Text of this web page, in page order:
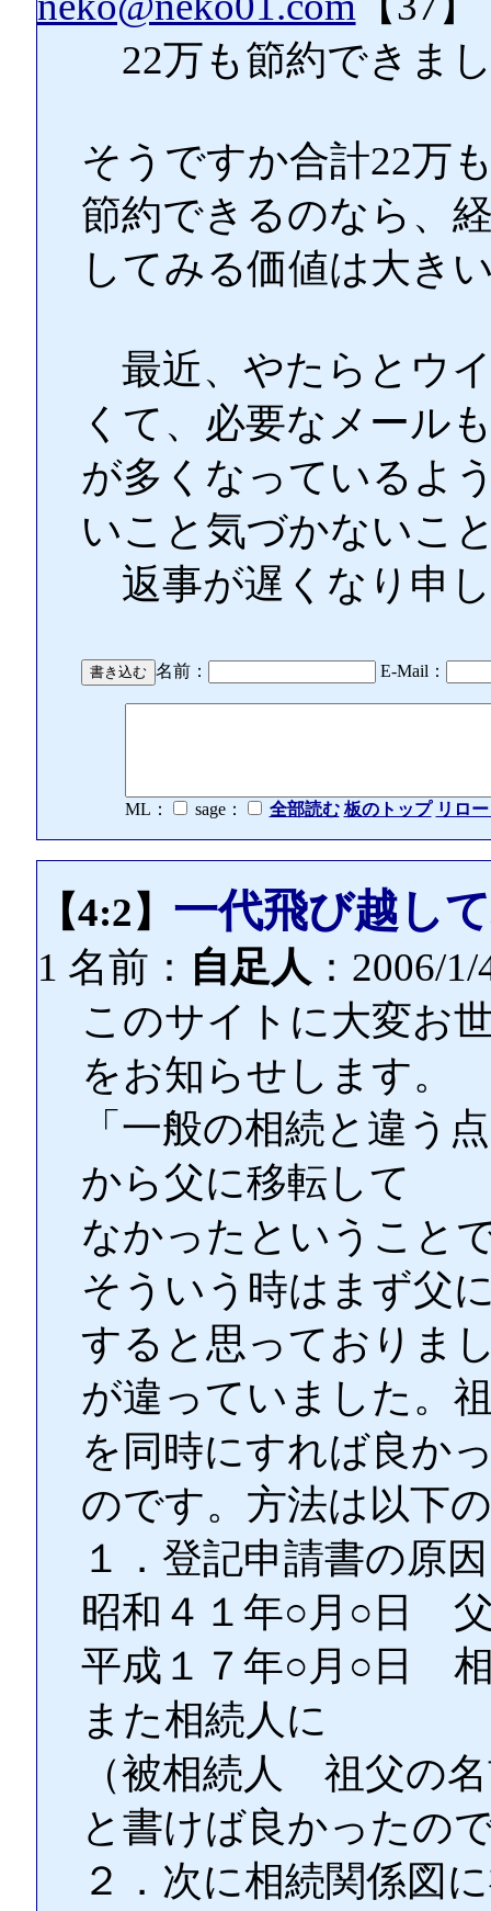
22万も節約できま
そうですか合計22万
節約できるのなら、
してみる価値は大き
最近、やたらとウ
くて、必要なメール
が多くなっているよ
いこと気づかないこ
返事が遅くなり申
名前： E-Mail：
ML： sage： 全部読む 板のトップ リロ
【4:2】 一代飛び越し
1 名前： 自足人 ：2006/
このサイトに大変お
をお知らせします。
「一般の相続と違う
から父に移転して
なかったということ
そういう時はまず父
すると思っておりま
が違っていました。
を同時にすれば良か
のです。方法は以下
１．登記申請書の原
昭和４１年○月○日
平成１７年○月○日
また相続人に
（被相続人 祖父の
と書けば良かったの
２．次に相続関係図